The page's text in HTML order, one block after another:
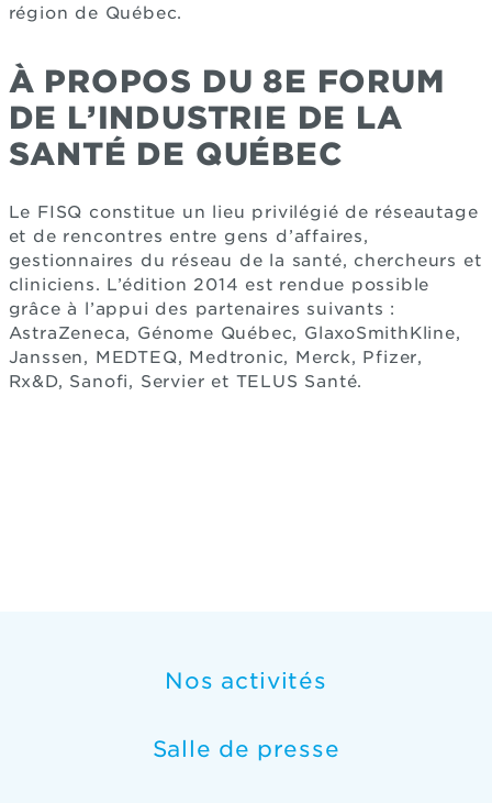
région de Québec.
À PROPOS DU 8E FORUM
DE L’INDUSTRIE DE LA
SANTÉ DE QUÉBEC
Le FISQ constitue un lieu privilégié de réseautage
et de rencontres entre gens d’affaires,
gestionnaires du réseau de la santé, chercheurs et
cliniciens. L’édition 2014 est rendue possible
grâce à l’appui des partenaires suivants :
AstraZeneca, Génome Québec, GlaxoSmithKline,
Janssen, MEDTEQ, Medtronic, Merck, Pfizer,
Rx&D, Sanofi, Servier et TELUS Santé.
Nos activités
Salle de presse